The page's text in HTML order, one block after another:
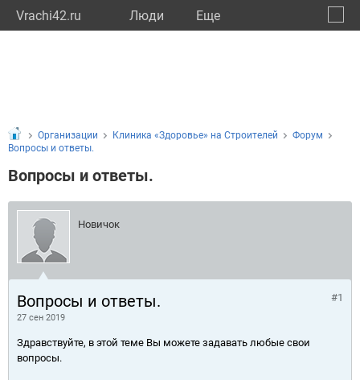
Vrachi42.ru Люди Eще
Организации Клиника «Здоровье» на Строителей
Форум
Вопросы и ответы.
Вопросы и ответы.
Новичок
Вопросы и ответы.
27 сен 2019
#1
Здравствуйте, в этой теме Вы можете задавать любые свои
вопросы.